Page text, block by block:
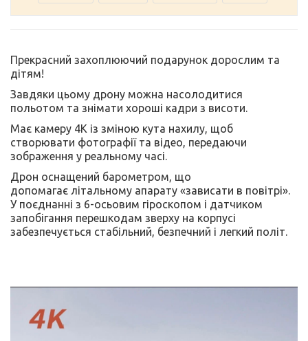
Прекрасний захоплюючий подарунок дорослим та
дітям!
Завдяки цьому дрону можна насолодитися
польотом та знімати хороші кадри з висоти.
Має камеру 4К із зміною кута нахилу, щоб
створювати фотографії та відео, передаючи
зображення у реальному часі.
Дрон оснащений барометром, що
допомагає літальному апарату «зависати в повітрі».
У поєднанні з 6-осьовим гіроскопом і датчиком
запобігання перешкодам зверху на корпусі
забезпечується стабільний, безпечний і легкий політ.